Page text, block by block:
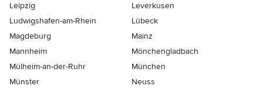
Leipzig
Leverkusen
Ludwigshafen-am-Rhein
Lübeck
Magdeburg
Mainz
Mannheim
Mönchen­gladbach
Mülheim-an-der-Ruhr
München
Münster
Neuss